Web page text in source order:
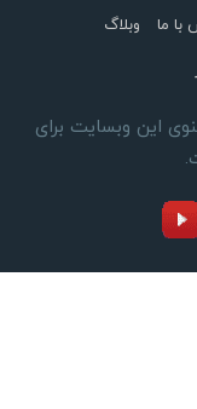
با ما وبلاگ
و معنوی این وبسایت برای